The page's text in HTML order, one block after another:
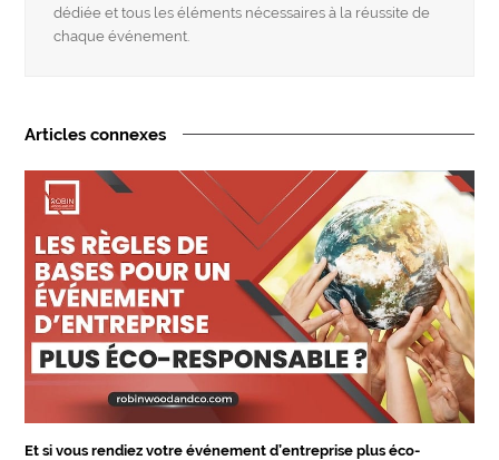
dédiée et tous les éléments nécessaires à la réussite de
chaque événement.
Articles connexes
Et si vous rendiez votre événement d’entreprise plus éco-